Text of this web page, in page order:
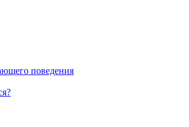
поведения